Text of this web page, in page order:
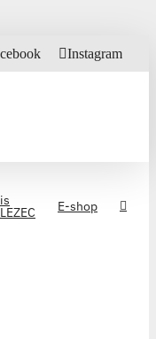
Instagram
E-shop